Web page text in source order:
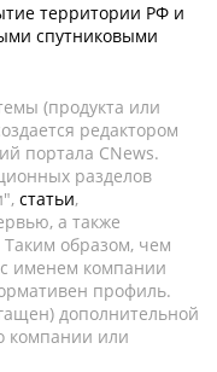
территории РФ и
спутниковыми
(продукта или
редактором
портала CNews.
разделов
статьи,
а также
Таким образом, чем
именем компании
профиль.
дополнительной
компании или